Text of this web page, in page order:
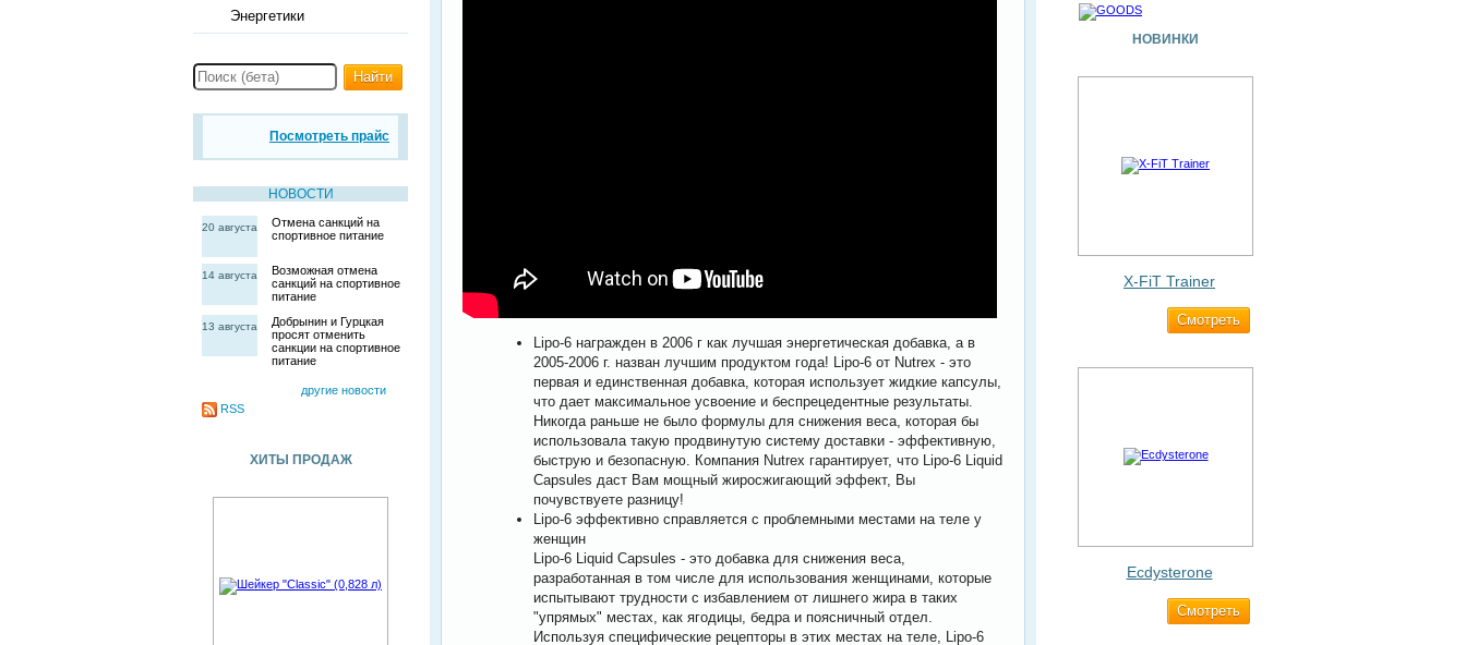
Энергетики
Найти
Посмотреть прайс
НОВОСТИ
20 августа
Отмена санкций на
спортивное питание
14 августа
Возможная отмена
санкций на спортивное
питание
13 августа
Добрынин и Гурцкая
просят отменить
санкции на спортивное
питание
другие новости
RSS
ХИТЫ ПРОДАЖ
Lipo-6 награжден в 2006 г как лучшая энергетическая добавка, а в
2005-2006 г. назван лучшим продуктом года! Lipo-6 от Nutrex - это
первая и единственная добавка, которая использует жидкие капсулы,
что дает максимальное усвоение и беспрецедентные результаты.
Никогда раньше не было формулы для снижения веса, которая бы
использовала такую продвинутую систему доставки - эффективную,
быструю и безопасную. Компания Nutrex гарантирует, что Lipo-6 Liquid
Capsules даст Вам мощный жиросжигающий эффект, Вы
почувствуете разницу!
Lipo-6 эффективно справляется с проблемными местами на теле у
женщин
Lipo-6 Liquid Capsules - это добавка для снижения веса,
разработанная в том числе для использования женщинами, которые
испытывают трудности с избавлением от лишнего жира в таких
"упрямых" местах, как ягодицы, бедра и поясничный отдел.
Используя специфические рецепторы в этих местах на теле, Lipo-6
НОВИНКИ
X-FiT Trainer
Cмотреть
Ecdysterone
Cмотреть